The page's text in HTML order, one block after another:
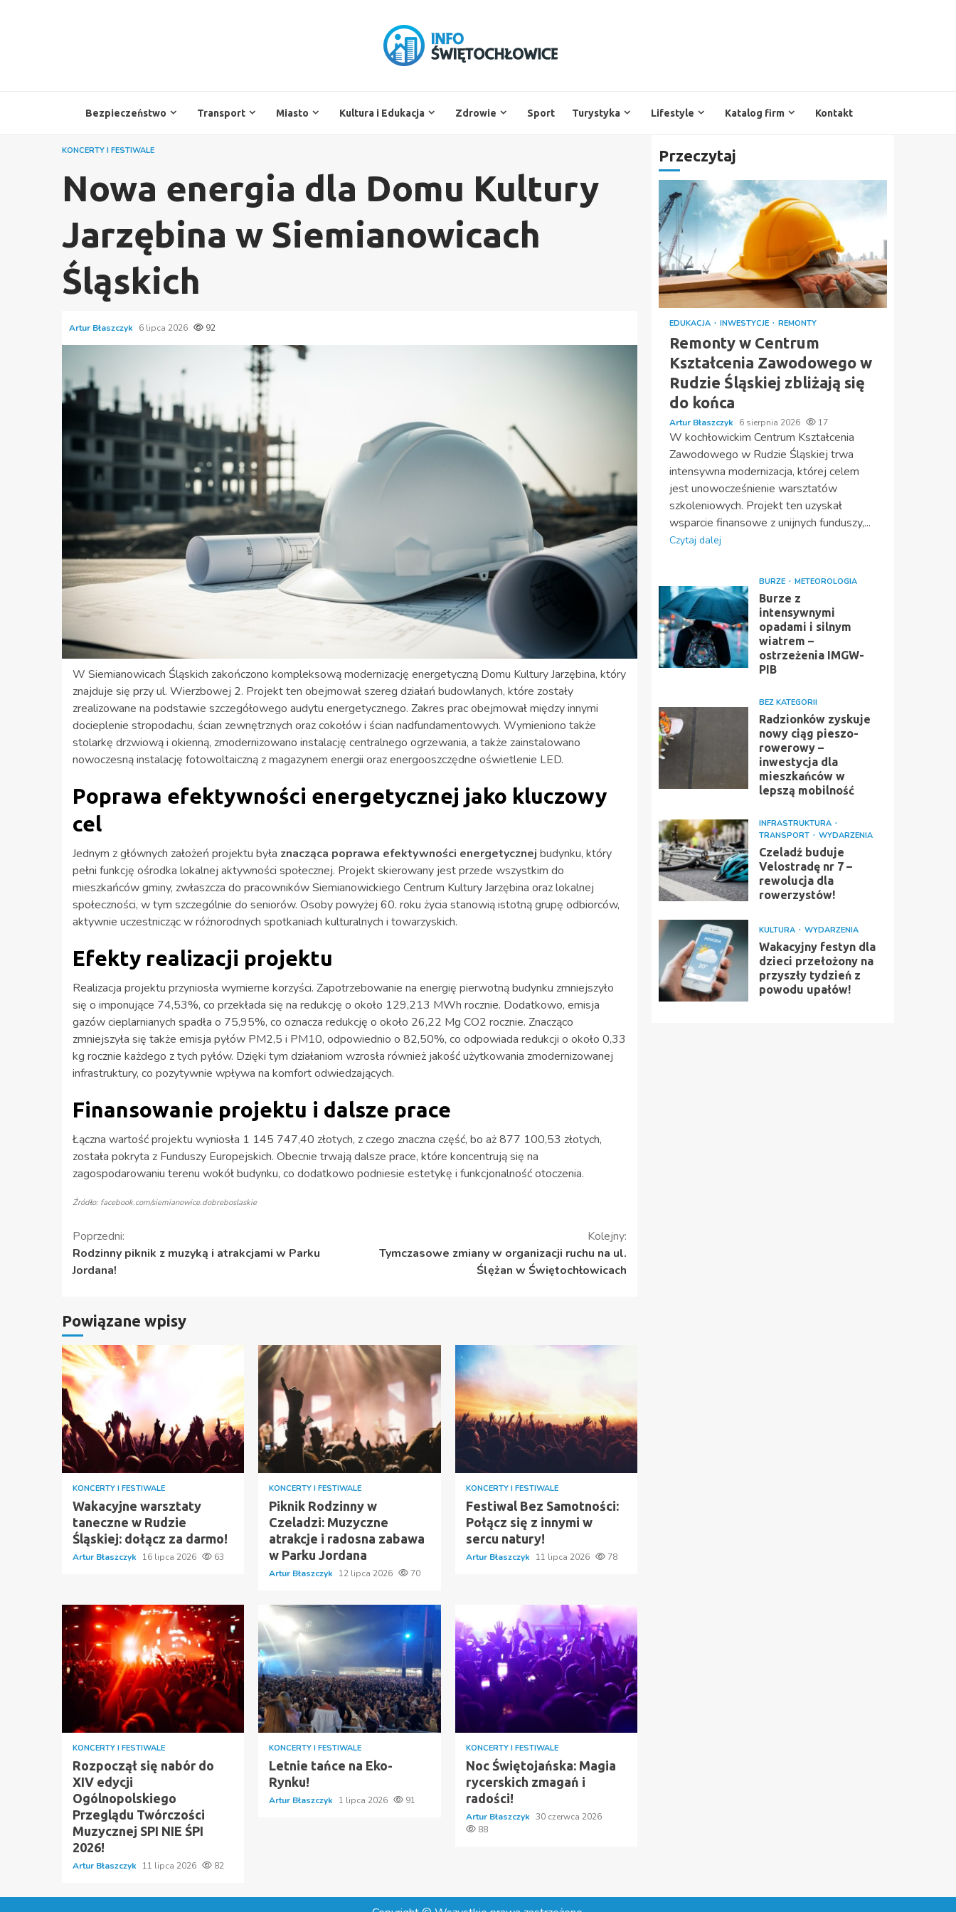
Bezpieczeństwo Transport Miasto Kultura i Edukacja Zdrowie Sport Turystyka Lifestyle Katalog firm Kontakt
KONCERTY I FESTIWALE
Nowa energia dla Domu Kultury
Jarzębina w Siemianowicach
Śląskich
Artur Błaszczyk 6 lipca 2026 92
W Siemianowicach Śląskich zakończono kompleksową modernizację energetyczną Domu Kultury Jarzębina, który
znajduje się przy ul. Wierzbowej 2. Projekt ten obejmował szereg działań budowlanych, które zostały
zrealizowane na podstawie szczegółowego audytu energetycznego. Zakres prac obejmował między innymi
docieplenie stropodachu, ścian zewnętrznych oraz cokołów i ścian nadfundamentowych. Wymieniono także
stolarkę drzwiową i okienną, zmodernizowano instalację centralnego ogrzewania, a także zainstalowano
nowoczesną instalację fotowoltaiczną z magazynem energii oraz energooszczędne oświetlenie LED.
Poprawa efektywności energetycznej jako kluczowy
cel
Jednym z głównych założeń projektu była znacząca poprawa efektywności energetycznej budynku, który
pełni funkcję ośrodka lokalnej aktywności społecznej. Projekt skierowany jest przede wszystkim do
mieszkańców gminy, zwłaszcza do pracowników Siemianowickiego Centrum Kultury Jarzębina oraz lokalnej
społeczności, w tym szczególnie do seniorów. Osoby powyżej 60. roku życia stanowią istotną grupę odbiorców,
aktywnie uczestnicząc w różnorodnych spotkaniach kulturalnych i towarzyskich.
Efekty realizacji projektu
Realizacja projektu przyniosła wymierne korzyści. Zapotrzebowanie na energię pierwotną budynku zmniejszyło
się o imponujące 74,53%, co przekłada się na redukcję o około 129,213 MWh rocznie. Dodatkowo, emisja
gazów cieplarnianych spadła o 75,95%, co oznacza redukcję o około 26,22 Mg CO2 rocznie. Znacząco
zmniejszyła się także emisja pyłów PM2,5 i PM10, odpowiednio o 82,50%, co odpowiada redukcji o około 0,33
kg rocznie każdego z tych pyłów. Dzięki tym działaniom wzrosła również jakość użytkowania zmodernizowanej
infrastruktury, co pozytywnie wpływa na komfort odwiedzających.
Finansowanie projektu i dalsze prace
Łączna wartość projektu wyniosła 1 145 747,40 złotych, z czego znaczna część, bo aż 877 100,53 złotych,
została pokryta z Funduszy Europejskich. Obecnie trwają dalsze prace, które koncentrują się na
zagospodarowaniu terenu wokół budynku, co dodatkowo podniesie estetykę i funkcjonalność otoczenia.
Źródło: facebook.com/siemianowice.dobreboslaskie
Kontynuuj
czytanie
Poprzedni:
Rodzinny piknik z muzyką i atrakcjami w Parku
Jordana!
Kolejny:
Tymczasowe zmiany w organizacji ruchu na ul.
Ślężan w Świętochłowicach
Powiązane wpisy
KONCERTY I FESTIWALE
Wakacyjne warsztaty
taneczne w Rudzie
Śląskiej: dołącz za darmo!
Artur Błaszczyk 16 lipca 2026 63
KONCERTY I FESTIWALE
Piknik Rodzinny w
Czeladzi: Muzyczne
atrakcje i radosna zabawa
w Parku Jordana
Artur Błaszczyk 12 lipca 2026 70
KONCERTY I FESTIWALE
Festiwal Bez Samotności:
Połącz się z innymi w
sercu natury!
Artur Błaszczyk 11 lipca 2026 78
KONCERTY I FESTIWALE
Rozpoczął się nabór do
XIV edycji
Ogólnopolskiego
Przeglądu Twórczości
Muzycznej SPI NIE ŚPI
2026!
Artur Błaszczyk 11 lipca 2026 82
KONCERTY I FESTIWALE
Letnie tańce na Eko-
Rynku!
Artur Błaszczyk 1 lipca 2026 91
KONCERTY I FESTIWALE
Noc Świętojańska: Magia
rycerskich zmagań i
radości!
Artur Błaszczyk 30 czerwca 2026
88
Przeczytaj
EDUKACJA INWESTYCJE REMONTY
Remonty w Centrum
Kształcenia Zawodowego w
Rudzie Śląskiej zbliżają się
do końca
Artur Błaszczyk 6 sierpnia 2026 17
W kochłowickim Centrum Kształcenia
Zawodowego w Rudzie Śląskiej trwa
intensywna modernizacja, której celem
jest unowocześnienie warsztatów
szkoleniowych. Projekt ten uzyskał
wsparcie finansowe z unijnych funduszy,...
Czytaj dalej
BURZE METEOROLOGIA
Burze z
intensywnymi
opadami i silnym
wiatrem –
ostrzeżenia IMGW-
PIB
BEZ KATEGORII
Radzionków zyskuje
nowy ciąg pieszo-
rowerowy –
inwestycja dla
mieszkańców w
lepszą mobilność
INFRASTRUKTURA
TRANSPORT
WYDARZENIA
Czeladź buduje
Velostradę nr 7 –
rewolucja dla
rowerzystów!
KULTURA WYDARZENIA
Wakacyjny festyn dla
dzieci przełożony na
przyszły tydzień z
powodu upałów!